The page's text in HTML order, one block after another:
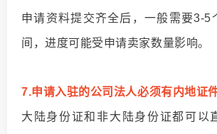
申请资料提交齐全后，一般需要3-5
间，进度可能受申请卖家数量影响。
7.申请入驻的公司法人必须有内地证件
大陆身份证和非大陆身份证都可以